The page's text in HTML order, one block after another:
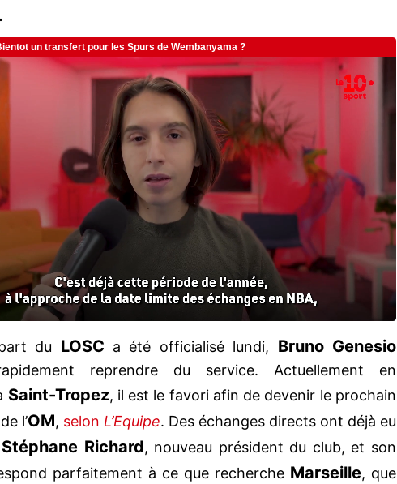
du LOSC a été officialisé lundi, Bruno Genesio
reprendre du service. Actuellement en
Saint-Tropez, il est le favori afin de devenir le prochain
l’OM, selon L’Equipe. Des échanges directs ont déjà eu
Stéphane Richard, nouveau président du club, et son
parfaitement à ce que recherche Marseille, que